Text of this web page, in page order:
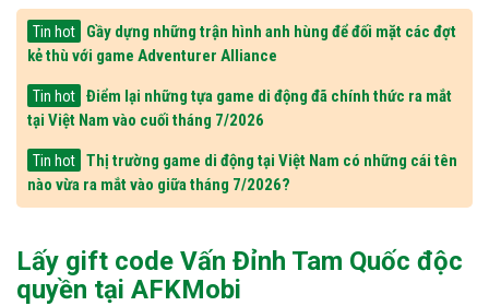
Tin hot
Gầy dựng những trận hình anh hùng để đối mặt các đợt
kẻ thù với game Adventurer Alliance
Tin hot
Điểm lại những tựa game di động đã chính thức ra mắt
tại Việt Nam vào cuối tháng 7/2026
Tin hot
Thị trường game di động tại Việt Nam có những cái tên
nào vừa ra mắt vào giữa tháng 7/2026?
Lấy gift code Vấn Đỉnh Tam Quốc độc
quyền tại AFKMobi